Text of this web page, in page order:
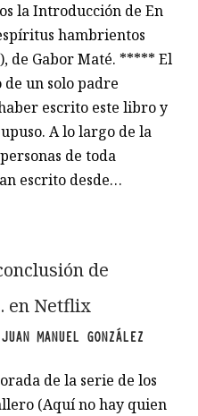
la Introducción de En
hambrientos
de Gabor Maté. ***** El
un solo padre
escrito este libro y
A lo largo de la
de toda
escrito desde…
de
en Netflix
JUAN MANUEL GONZÁLEZ
de la serie de los
(Aquí no hay quien